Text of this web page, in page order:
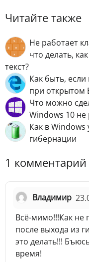
Читайте также
Не работает
что делать,
текст?
Как быть, если
при открытом
Что можно
Windows 10
Как в
гибернации
1 комментарий
Владимир
Всё-мимо!!!Как не
после выхода из
это делать!!!
время!